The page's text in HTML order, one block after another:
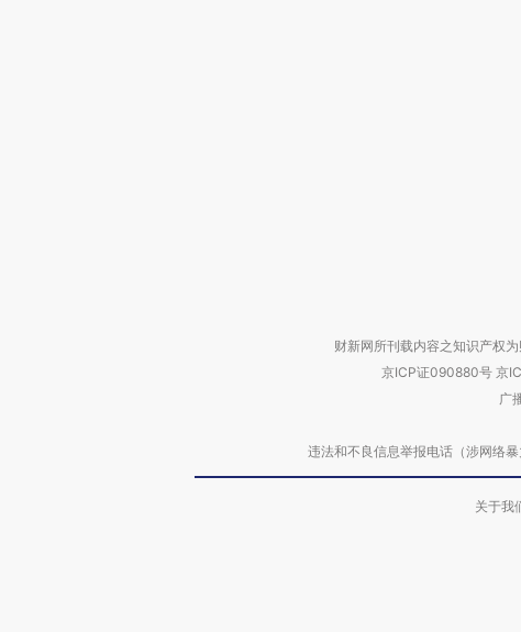
财新网所刊载内容之知识产权
京ICP证090880号 京
广
违法和不良信息举报电话（涉网络
关于我